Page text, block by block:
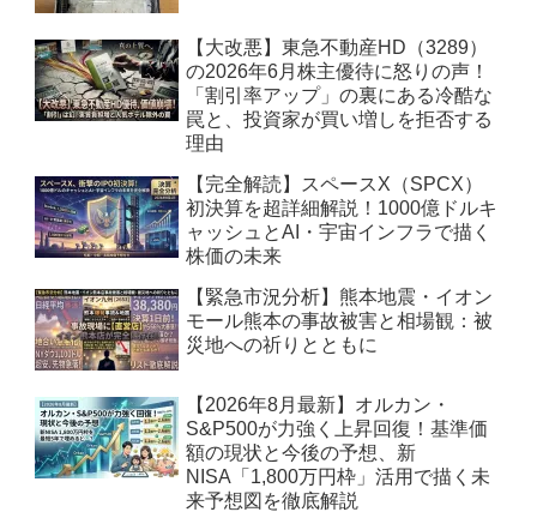
【大改悪】東急不動産HD（3289）
の2026年6月株主優待に怒りの声！
「割引率アップ」の裏にある冷酷な
罠と、投資家が買い増しを拒否する
理由
【完全解読】スペースX（SPCX）
初決算を超詳細解説！1000億ドルキ
ャッシュとAI・宇宙インフラで描く
株価の未来
【緊急市況分析】熊本地震・イオン
モール熊本の事故被害と相場観：被
災地への祈りとともに
【2026年8月最新】オルカン・
S&P500が力強く上昇回復！基準価
額の現状と今後の予想、新
NISA「1,800万円枠」活用で描く未
来予想図を徹底解説